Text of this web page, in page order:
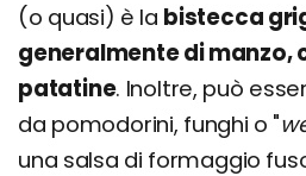
(o quasi) è la bistecca
generalmente di manzo,
patatine. Inoltre, può
da pomodorini, funghi o "
una salsa di formaggio